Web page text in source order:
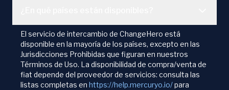
El servicio de intercambio de ChangeHero está
disponible en la mayoría de los países, excepto en las
Jurisdicciones Prohibidas que figuran en nuestros
Términos de Uso. La disponibilidad de compra/venta de
fiat depende del proveedor de servicios: consulta las
listas completas en https://help.mercuryo.io/para